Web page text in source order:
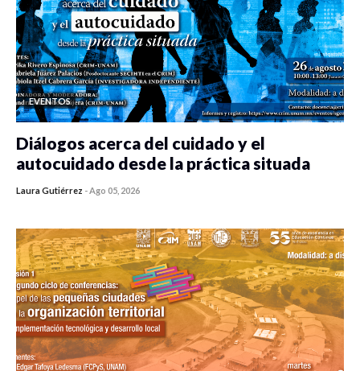
EVENTOS
Diálogos acerca del cuidado y el
autocuidado desde la práctica situada
Laura Gutiérrez -Ago 05, 2026